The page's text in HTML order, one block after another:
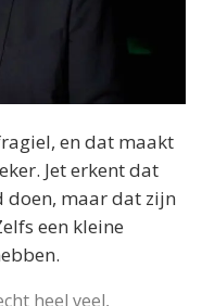
en dat maakt
Jet erkent dat
doen, maar dat zijn
een kleine
heel veel,